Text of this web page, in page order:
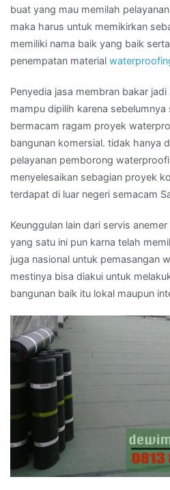
buat yang mau memilah
maka harus untuk memikirkan
memiliki nama baik yang baik
penempatan material
Penyedia jasa membran bakar
mampu dipilih karena
bermacam ragam proyek
bangunan komersial. tidak hanya
pelayanan pemborong
menyelesaikan sebagian proyek
terdapat di luar negeri semacam
Keunggulan lain dari servis
yang satu ini pun karna telah
juga nasional untuk pemasangan
mestinya bisa diakui untuk
bangunan baik itu lokal maupun